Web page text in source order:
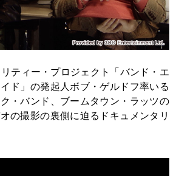
ティー・プロジェクト「バンド・エ
ド」の発起人ボブ・ゲルドフ率いる
・バンド、ブームタウン・ラッツの
の撮影の裏側に迫るドキュメンタリ